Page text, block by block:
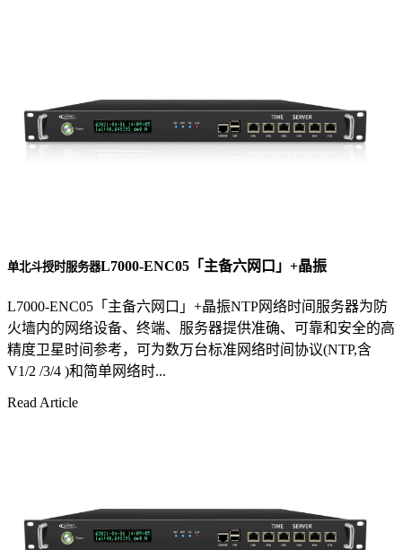
单北斗授时服务器L7000-ENC05「主备六网口」+晶振
L7000-ENC05「主备六网口」+晶振NTP网络时间服务器为防
火墙内的网络设备、终端、服务器提供准确、可靠和安全的高
精度卫星时间参考，可为数万台标准网络时间协议(NTP,含
V1/2 /3/4 )和简单网络时...
Read Article